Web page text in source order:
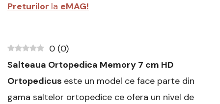
Preturilor la eMAG!
0 (0)
Salteaua Ortopedica Memory 7 cm HD
Ortopedicus este un model ce face parte din
gama saltelor ortopedice ce ofera un nivel de